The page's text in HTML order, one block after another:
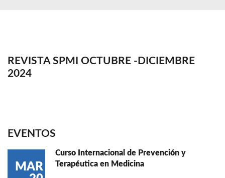
REVISTA SPMI OCTUBRE -DICIEMBRE
2024
EVENTOS
MAR
Curso Internacional de Prevención y
Terapéutica en Medicina